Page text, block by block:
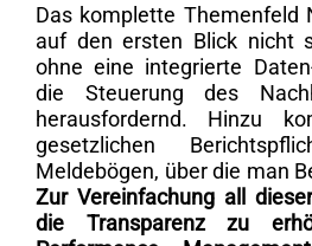
Das komplette Themenfeld
auf den ersten Blick nicht
ohne eine integrierte
die Steuerung des
herausfordernd. Hinzu
gesetzlichen
Meldebögen, über die man
Zur Vereinfachung all
die Transparenz zu